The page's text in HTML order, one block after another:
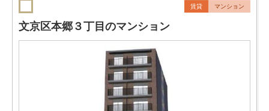
賃貸 マンション
文京区本郷３丁目のマンション